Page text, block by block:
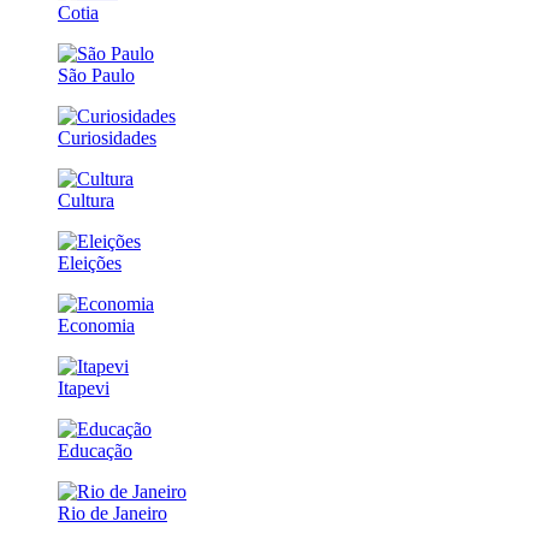
Cotia
São Paulo
Curiosidades
Cultura
Eleições
Economia
Itapevi
Educação
Rio de Janeiro